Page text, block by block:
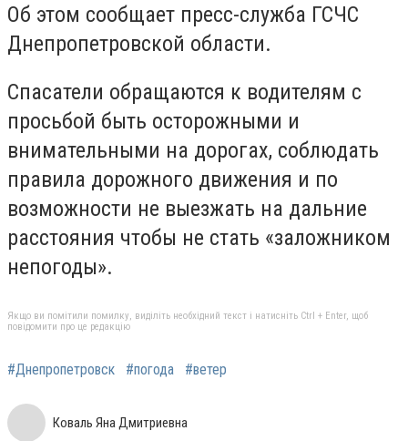
Об этом сообщает пресс-служба ГСЧС
Днепропетровской области.
Спасатели обращаются к водителям с
просьбой быть осторожными и
внимательными на дорогах, соблюдать
правила дорожного движения и по
возможности не выезжать на дальние
расстояния чтобы не стать «заложником
непогоды».
Якщо ви помітили помилку, виділіть необхідний текст і натисніть Ctrl + Enter, щоб
повідомити про це редакцію
#Днепропетровск #погода #ветер
Коваль Яна Дмитриевна